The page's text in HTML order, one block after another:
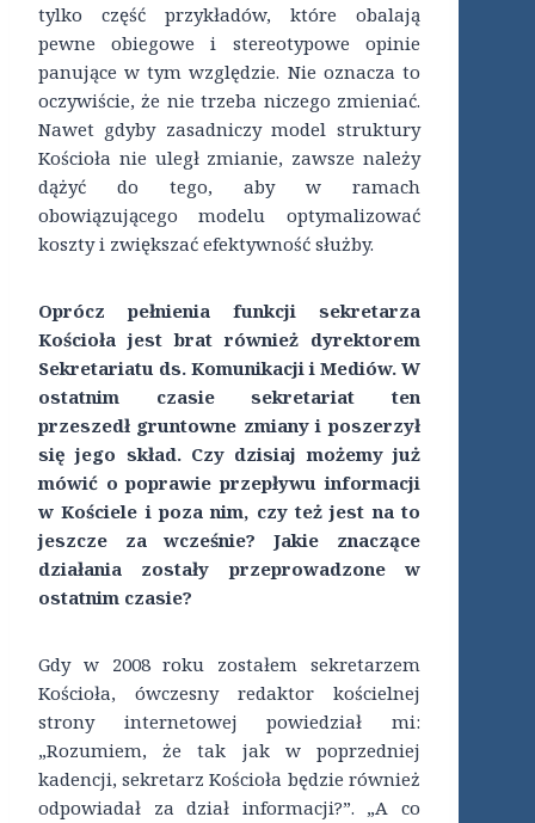
tylko część przykładów, które obalają
pewne obiegowe i stereotypowe opinie
panujące w tym względzie. Nie oznacza to
oczywiście, że nie trzeba niczego zmieniać.
Nawet gdyby zasadniczy model struktury
Kościoła nie uległ zmianie, zawsze należy
dążyć do tego, aby w ramach
obowiązującego modelu optymalizować
koszty i zwiększać efektywność służby.
Oprócz pełnienia funkcji sekretarza
Kościoła jest brat również dyrektorem
Sekretariatu ds. Komunikacji i Mediów. W
ostatnim czasie sekretariat ten
przeszedł gruntowne zmiany i poszerzył
się jego skład. Czy dzisiaj możemy już
mówić o poprawie przepływu informacji
w Kościele i poza nim, czy też jest na to
jeszcze za wcześnie? Jakie znaczące
działania zostały przeprowadzone w
ostatnim czasie?
Gdy w 2008 roku zostałem sekretarzem
Kościoła, ówczesny redaktor kościelnej
strony internetowej powiedział mi:
„Rozumiem, że tak jak w poprzedniej
kadencji, sekretarz Kościoła będzie również
odpowiadał za dział informacji?”. „A co